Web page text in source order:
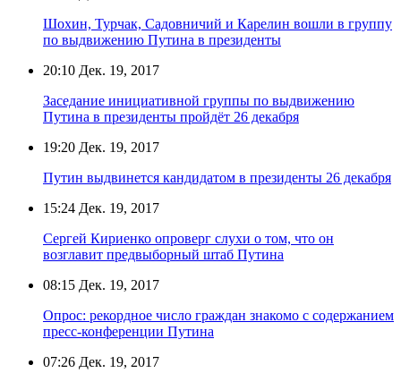
Шохин, Турчак, Садовничий и Карелин вошли в группу
по выдвижению Путина в президенты
20:10 Дек. 19, 2017
Заседание инициативной группы по выдвижению
Путина в президенты пройдёт 26 декабря
19:20 Дек. 19, 2017
Путин выдвинется кандидатом в президенты 26 декабря
15:24 Дек. 19, 2017
Сергей Кириенко опроверг слухи о том, что он
возглавит предвыборный штаб Путина
08:15 Дек. 19, 2017
Опрос: рекордное число граждан знакомо с содержанием
пресс-конференции Путина
07:26 Дек. 19, 2017